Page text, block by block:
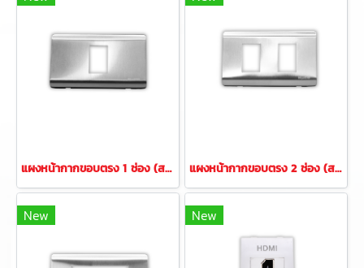
แผงหน้ากากขอบตรง 1 ช่อง (สแตนเลส) แผงหน้ากากขอบตรง 2 ช่อง (สแตนเลส)
New New